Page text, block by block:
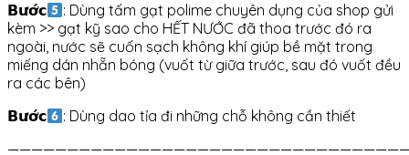
𝗕𝘂̛𝗼̛́𝗰
: Dùng tấm gạt polime chuyên dụng của shop gửi
kèm >> gạt kỹ sao cho HẾT NƯỚC đã thoa trước đó ra
ngoài, nước sẽ cuốn sạch không khí giúp bề mặt trong
miếng dán nhẵn bóng (vuốt từ giữa trước, sau đó vuốt đều
ra các bên)
𝗕𝘂̛𝗼̛́𝗰
: Dùng dao tỉa đi những chỗ không cần thiết